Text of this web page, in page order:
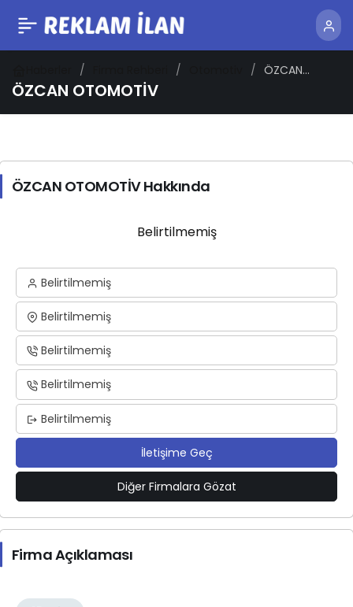
ÖZCAN
ÖZCAN OTOMOTİV
ÖZCAN OTOMOTİV Hakkında
Belirtilmemiş
Belirtilmemiş
Belirtilmemiş
Belirtilmemiş
Belirtilmemiş
Belirtilmemiş
İletişime Geç
Diğer Firmalara Gözat
Firma Açıklaması